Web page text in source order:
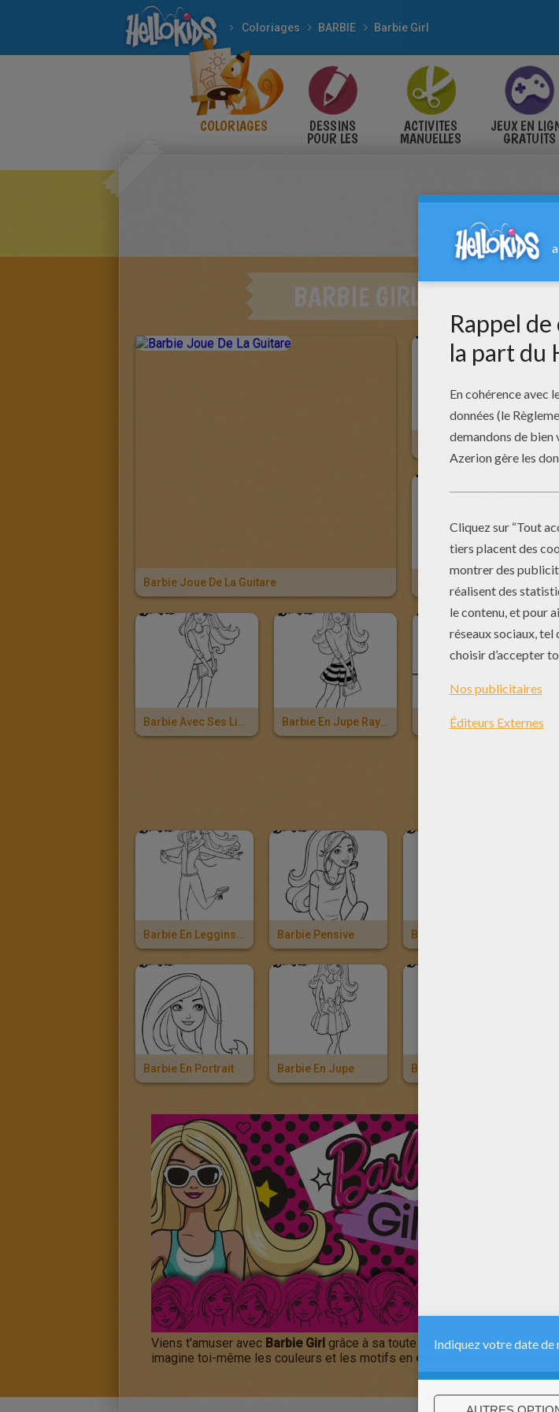
Coloriages BARBIE Barbie Girl
COLORIAGES DESSINS
POUR LES
ACTIVITES
MANUELLES
JEUX EN
GRATUITS
BARBIE GIRL
Barbie Joue De La Guitare
Barbie En Débardeur Et Leggins
Barbie Avec Ses Livres D'étudiante Barbie En Jupe Rayée Barbie Assise
Barbie En Leggins Et Sweat Barbie Pensive
Barbie En Portrait Barbie En Jupe
Viens t'amuser avec Barbie Girl grâce à sa toute nouvelle collection de
imagine toi-même les couleurs et les motifs en coloriant dirctement en